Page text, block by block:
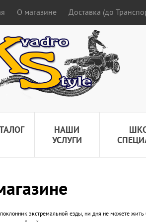
О магазине Доставка (до
НАШИ
УСЛУГИ
экстремальной езды, ни дня не можете